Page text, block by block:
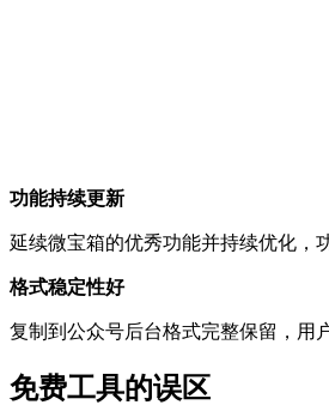
功能持续更新
延续微宝箱的优秀功能并持续优化，
格式稳定性好
复制到公众号后台格式完整保留，用
免费工具的误区